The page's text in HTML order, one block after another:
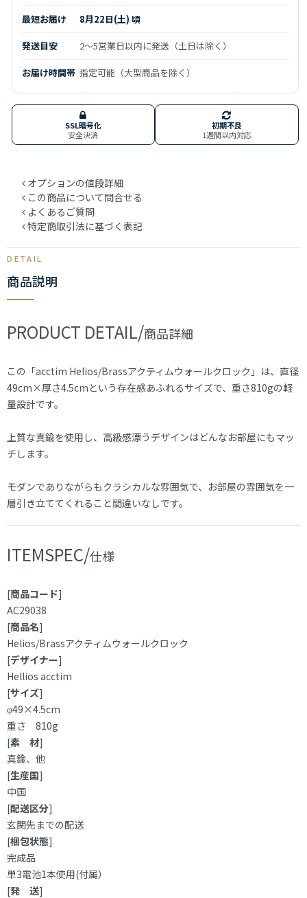
最短お届け 8月22日(土) 頃
発送目安 2～5営業日以内に発送（土日は除く）
お届け時間帯 指定可能（大型商品を除く）
SSL暗号化
安全決済
初期不良
1週間以内対応
オプションの値段詳細
この商品について問合せる
よくあるご質問
特定商取引法に基づく表記
商品説明
PRODUCT DETAIL/商品詳細
この「acctim Helios/Brassアクティムウォールクロック」は、直径
49cm×厚さ4.5cmという存在感あふれるサイズで、重さ810gの軽
量設計です。
上質な真鍮を使用し、高級感漂うデザインはどんなお部屋にもマッ
チします。
モダンでありながらもクラシカルな雰囲気で、お部屋の雰囲気を一
層引き立ててくれること間違いなしです。
ITEMSPEC/仕様
[商品コード]
AC29038
[商品名]
Helios/Brassアクティムウォールクロック
[デザイナー]
Hellios acctim
[サイズ]
φ49×4.5cm
重さ 810g
[素 材]
真鍮、他
[生産国]
中国
[配送区分]
玄関先までの配送
[梱包状態]
完成品
単3電池1本使用(付属）
[発 送]